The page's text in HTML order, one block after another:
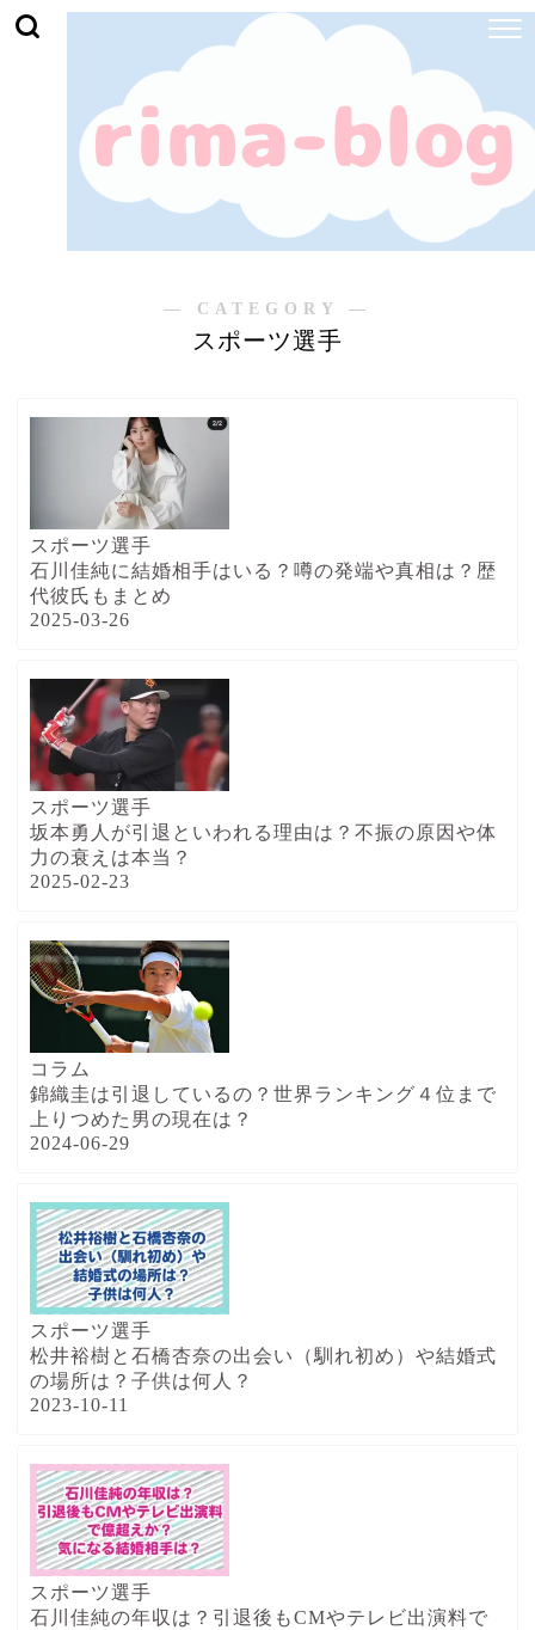
― CATEGORY ―
スポーツ選手
スポーツ選手
石川佳純に結婚相手はいる？噂の発端や真相は？歴
代彼氏もまとめ
2025-03-26
スポーツ選手
坂本勇人が引退といわれる理由は？不振の原因や体
力の衰えは本当？
2025-02-23
コラム
錦織圭は引退しているの？世界ランキング４位まで
上りつめた男の現在は？
2024-06-29
スポーツ選手
松井裕樹と石橋杏奈の出会い（馴れ初め）や結婚式
の場所は？子供は何人？
2023-10-11
スポーツ選手
石川佳純の年収は？引退後もCMやテレビ出演料で